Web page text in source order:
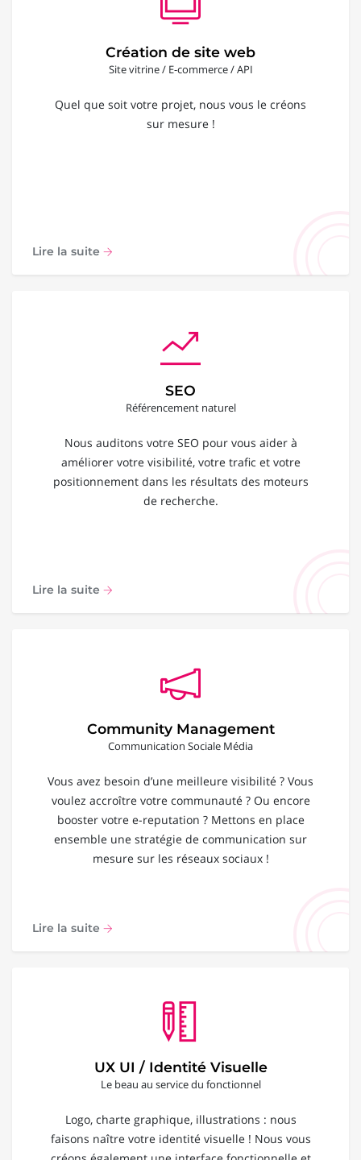
Création de site web
Site vitrine / E-commerce / API
Quel que soit votre projet, nous vous le créons
sur mesure !
Lire la suite
SEO
Référencement naturel
Nous auditons votre SEO pour vous aider à
améliorer votre visibilité, votre trafic et votre
positionnement dans les résultats des moteurs
de recherche.
Lire la suite
Community Management
Communication Sociale Média
Vous avez besoin d’une meilleure visibilité ? Vous
voulez accroître votre communauté ? Ou encore
booster votre e-reputation ? Mettons en place
ensemble une stratégie de communication sur
mesure sur les réseaux sociaux !
Lire la suite
UX UI / Identité Visuelle
Le beau au service du fonctionnel
Logo, charte graphique, illustrations : nous
faisons naître votre identité visuelle ! Nous vous